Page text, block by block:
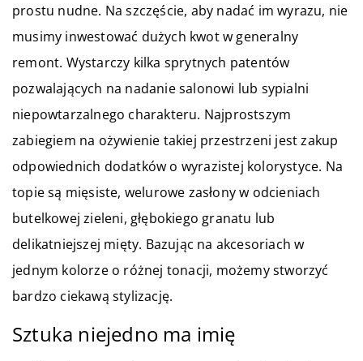
prostu nudne. Na szczęście, aby nadać im wyrazu, nie
musimy inwestować dużych kwot w generalny
remont. Wystarczy kilka sprytnych patentów
pozwalających na nadanie salonowi lub sypialni
niepowtarzalnego charakteru. Najprostszym
zabiegiem na ożywienie takiej przestrzeni jest zakup
odpowiednich dodatków o wyrazistej kolorystyce. Na
topie są mięsiste, welurowe zasłony w odcieniach
butelkowej zieleni, głębokiego granatu lub
delikatniejszej mięty. Bazując na akcesoriach w
jednym kolorze o różnej tonacji, możemy stworzyć
bardzo ciekawą stylizację.
Sztuka niejedno ma imię